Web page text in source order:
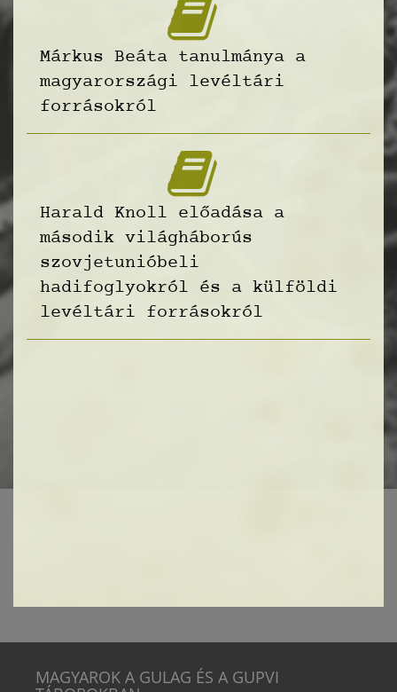
Márkus Beáta tanulmánya a
magyarországi levéltári
forrásokról
Harald Knoll előadása a
második világháborús
szovjetunióbeli
hadifoglyokról és a külföldi
levéltári forrásokról
MAGYAROK A GULAG ÉS A GUPVI